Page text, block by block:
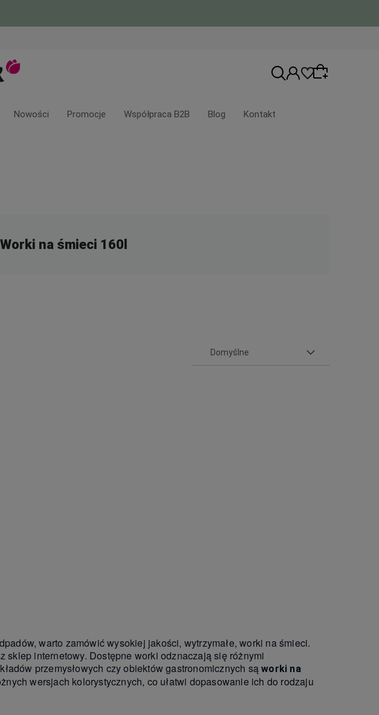
Nowości Promocje Współpraca B2B Blog Kontakt
Worki na śmieci 160l
warto zamówić wysokiej jakości, wytrzymałe, worki na śmieci.
sklep internetowy. Dostępne worki odznaczają się różnymi
przemysłowych czy obiektów gastronomicznych sąworki na
wersjach kolorystycznych, co ułatwi dopasowanie ich do rodzaju